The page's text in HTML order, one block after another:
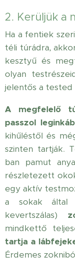
2. Kerüljük a
Ha a fentiek
téli túrádra,
kesztyű és
olyan
jelentős a tested
A megfelelő
passzol
kihűléstől és
szinten tartják.
ban pamut
részletezett
egy aktív
a sokak által
kevertszálas)
mindkettő
tartja a
Érdemes